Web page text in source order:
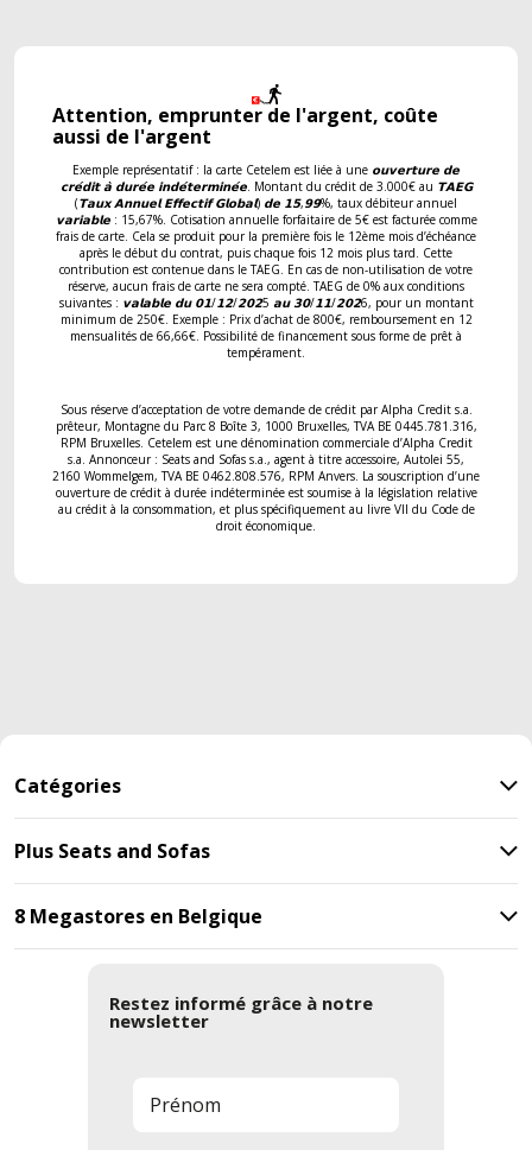
Attention, emprunter de l'argent, coûte
aussi de l'argent
Exemple représentatif : la carte Cetelem est liée à une 𝗼𝘂𝘃𝗲𝗿𝘁𝘂𝗿𝗲 𝗱𝗲
𝗰𝗿𝗲́𝗱𝗶𝘁 𝗮̀ 𝗱𝘂𝗿𝗲́𝗲 𝗶𝗻𝗱𝗲́𝘁𝗲𝗿𝗺𝗶𝗻𝗲́𝗲. Montant du crédit de 3.000€ au 𝗧𝗔𝗘𝗚
(𝗧𝗮𝘂𝘅 𝗔𝗻𝗻𝘂𝗲𝗹 𝗘𝗳𝗳𝗲𝗰𝘁𝗶𝗳 𝗚𝗹𝗼𝗯𝗮𝗹) 𝗱𝗲 𝟭𝟱,𝟵𝟵%, taux débiteur annuel
𝘃𝗮𝗿𝗶𝗮𝗯𝗹𝗲 : 15,67%. Cotisation annuelle forfaitaire de 5€ est facturée comme
frais de carte. Cela se produit pour la première fois le 12ème mois d’échéance
après le début du contrat, puis chaque fois 12 mois plus tard. Cette
contribution est contenue dans le TAEG. En cas de non-utilisation de votre
réserve, aucun frais de carte ne sera compté. TAEG de 0% aux conditions
suivantes : 𝘃𝗮𝗹𝗮𝗯𝗹𝗲 𝗱𝘂 𝟬𝟭/𝟭𝟮/𝟮𝟬𝟮5 𝗮𝘂 𝟯𝟬/𝟭𝟭/𝟮𝟬𝟮6, pour un montant
minimum de 250€. Exemple : Prix d’achat de 800€, remboursement en 12
mensualités de 66,66€. Possibilité de financement sous forme de prêt à
tempérament.
Sous réserve d’acceptation de votre demande de crédit par Alpha Credit s.a.
prêteur, Montagne du Parc 8 Boîte 3, 1000 Bruxelles, TVA BE 0445.781.316,
RPM Bruxelles. Cetelem est une dénomination commerciale d’Alpha Credit
s.a. Annonceur : Seats and Sofas s.a., agent à titre accessoire, Autolei 55,
2160 Wommelgem, TVA BE 0462.808.576, RPM Anvers. La souscription d’une
ouverture de crédit à durée indéterminée est soumise à la législation relative
au crédit à la consommation, et plus spécifiquement au livre VII du Code de
droit économique.
Catégories
Plus Seats and Sofas
8 Megastores en Belgique
Restez informé grâce à notre
newsletter